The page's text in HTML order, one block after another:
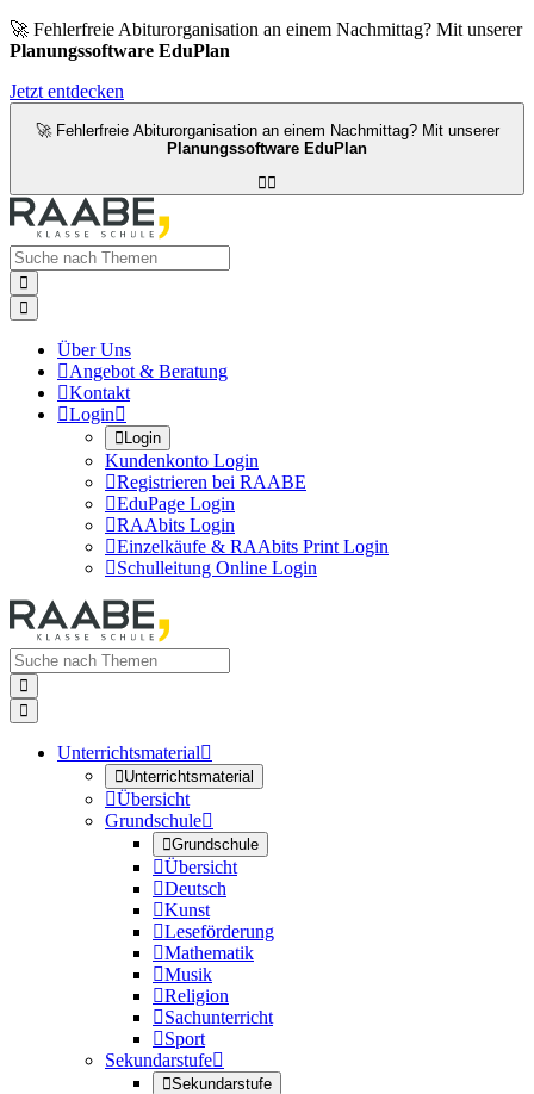
🚀 Fehlerfreie Abiturorganisation an einem Nachmittag? Mit unserer
Planungssoftware EduPlan
Jetzt entdecken
🚀 Fehlerfreie Abiturorganisation an einem Nachmittag? Mit unserer
Planungssoftware EduPlan



Über Uns
Angebot & Beratung
Kontakt
Login
Login
Kundenkonto Login
Registrieren bei RAABE
EduPage Login
RAAbits Login
Einzelkäufe & RAAbits Print Login
Schulleitung Online Login


Unterrichtsmaterial
Unterrichtsmaterial
Übersicht
Grundschule
Grundschule
Übersicht
Deutsch
Kunst
Leseförderung
Mathematik
Musik
Religion
Sachunterricht
Sport
Sekundarstufe
Sekundarstufe